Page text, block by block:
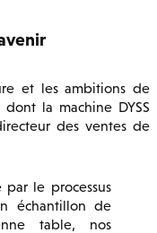
et les ambitions de
la machine DYSS
des ventes de
le processus
échantillon de
table, nos